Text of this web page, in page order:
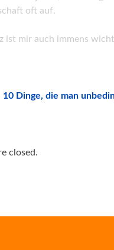
oft auf.
ist mir auch immens
10 Dinge, die man
closed.